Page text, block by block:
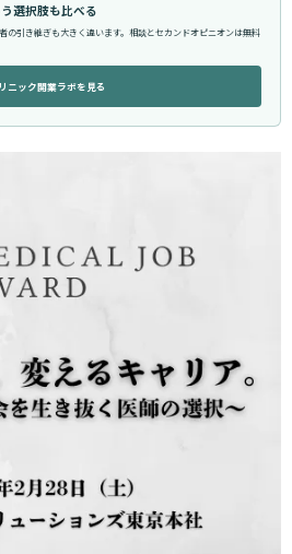
選択肢も比べる
の引き継ぎも大きく違います。相談とセカンドオピニオンは無料
ニック開業ラボを見る